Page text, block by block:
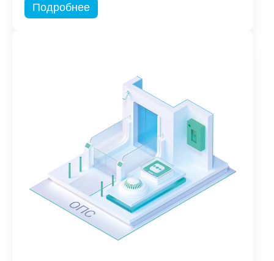
Подробнее